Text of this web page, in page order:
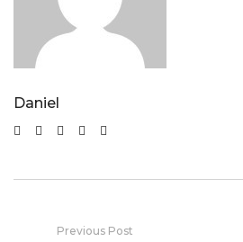
Daniel
Previous Post